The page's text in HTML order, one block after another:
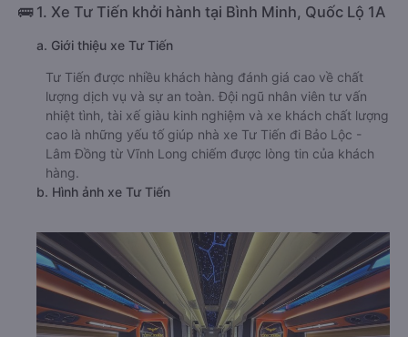
🚌 1. Xe Tư Tiến khởi hành tại Bình Minh, Quốc Lộ 1A
a. Giới thiệu xe Tư Tiến
Tư Tiến được nhiều khách hàng đánh giá cao về chất
lượng dịch vụ và sự an toàn. Đội ngũ nhân viên tư vấn
nhiệt tình, tài xế giàu kinh nghiệm và xe khách chất lượng
cao là những yếu tố giúp nhà xe Tư Tiến đi Bảo Lộc -
Lâm Đồng từ Vĩnh Long chiếm được lòng tin của khách
hàng.
b. Hình ảnh xe Tư Tiến